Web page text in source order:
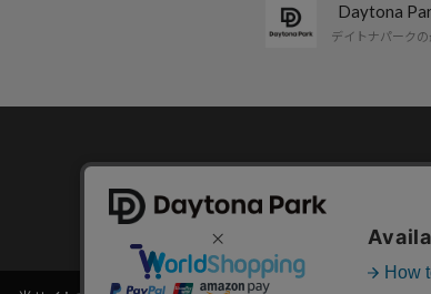
Daytona
デイトナパーク